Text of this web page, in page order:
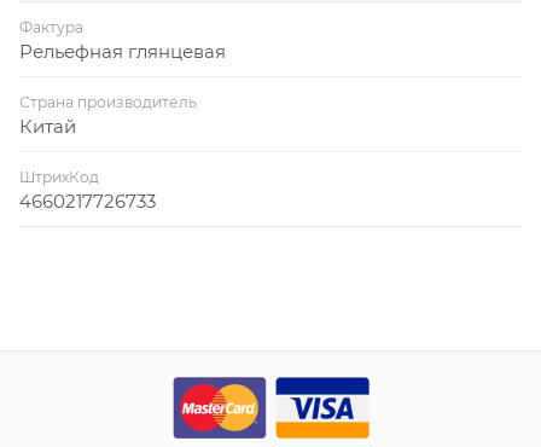
Фактура
Рельефная глянцевая
Страна производитель
Китай
ШтрихКод
4660217726733